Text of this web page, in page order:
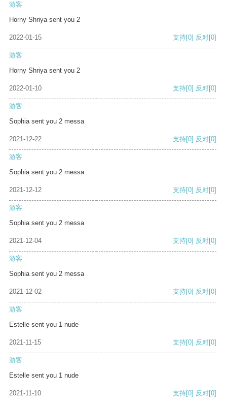
游客
Horny Shriya sent you 2
2022-01-15 支持[0] 反对[0]
游客
Horny Shriya sent you 2
2022-01-10 支持[0] 反对[0]
游客
Sophia sent you 2 messa
2021-12-22 支持[0] 反对[0]
游客
Sophia sent you 2 messa
2021-12-12 支持[0] 反对[0]
游客
Sophia sent you 2 messa
2021-12-04 支持[0] 反对[0]
游客
Sophia sent you 2 messa
2021-12-02 支持[0] 反对[0]
游客
Estelle sent you 1 nude
2021-11-15 支持[0] 反对[0]
游客
Estelle sent you 1 nude
2021-11-10 支持[0] 反对[0]